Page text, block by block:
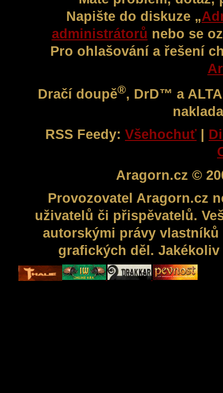
Napište do diskuze „
administrátorů nebo se
Pro ohlašování a řešení
Dračí doupě®, DrD™ a
RSS Feedy: Všehochuť
Aragorn.cz ©
Provozovatel Aragorn.cz
uživatelů či přispěvatelů.
autorskými právy
grafických děl.